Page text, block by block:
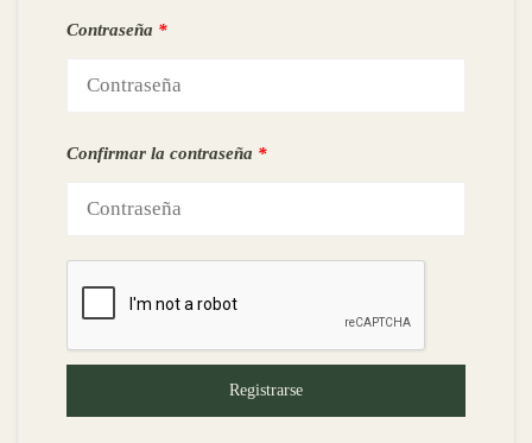
Contraseña *
Confirmar la contraseña *
Registrarse